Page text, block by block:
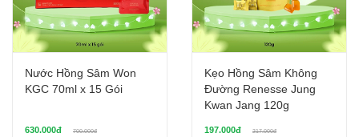
Nước Hồng Sâm Won
KGC 70ml x 15 Gói
630.000đ 700.000đ
Kẹo Hồng Sâm Không
Đường Renesse Jung
Kwan Jang 120g
197.000đ 217.000đ